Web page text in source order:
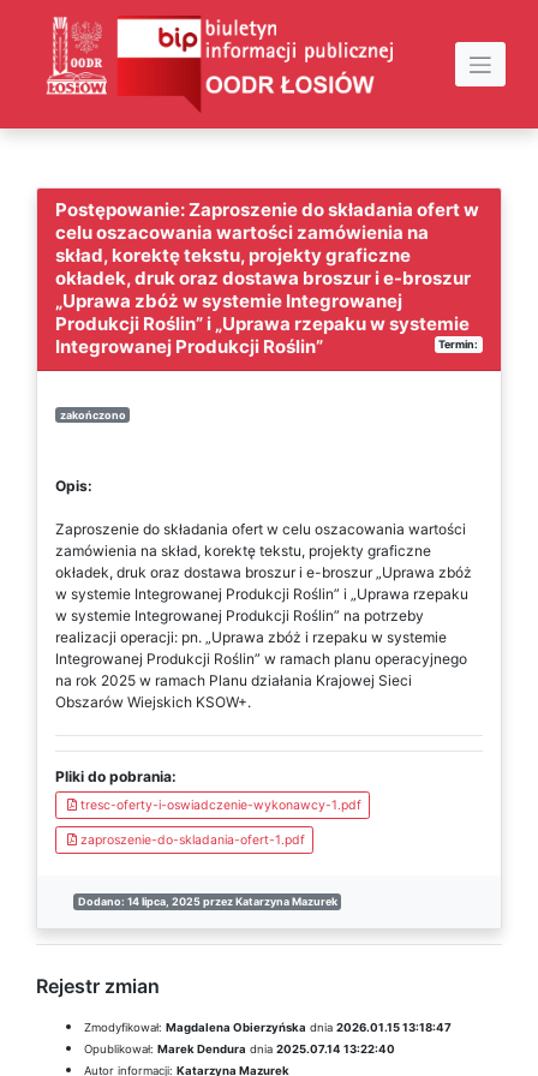
Postępowanie: Zaproszenie do składania ofert w
celu oszacowania wartości zamówienia na
skład, korektę tekstu, projekty graficzne
okładek, druk oraz dostawa broszur i e-broszur
„Uprawa zbóż w systemie Integrowanej
Produkcji Roślin” i „Uprawa rzepaku w systemie
Integrowanej Produkcji Roślin”
Termin:
zakończono
Opis:
Zaproszenie do składania ofert w celu oszacowania wartości
zamówienia na skład, korektę tekstu, projekty graficzne
okładek, druk oraz dostawa broszur i e-broszur „Uprawa zbóż
w systemie Integrowanej Produkcji Roślin” i „Uprawa rzepaku
w systemie Integrowanej Produkcji Roślin” na potrzeby
realizacji operacji: pn. „Uprawa zbóż i rzepaku w systemie
Integrowanej Produkcji Roślin” w ramach planu operacyjnego
na rok 2025 w ramach Planu działania Krajowej Sieci
Obszarów Wiejskich KSOW+.
Pliki do pobrania:
tresc-oferty-i-oswiadczenie-wykonawcy-1.pdf
zaproszenie-do-skladania-ofert-1.pdf
Dodano: 14 lipca, 2025 przez Katarzyna Mazurek
Rejestr zmian
Zmodyfikował: Magdalena Obierzyńska dnia 2026.01.15 13:18:47
Opublikował: Marek Dendura dnia 2025.07.14 13:22:40
Autor informacji: Katarzyna Mazurek